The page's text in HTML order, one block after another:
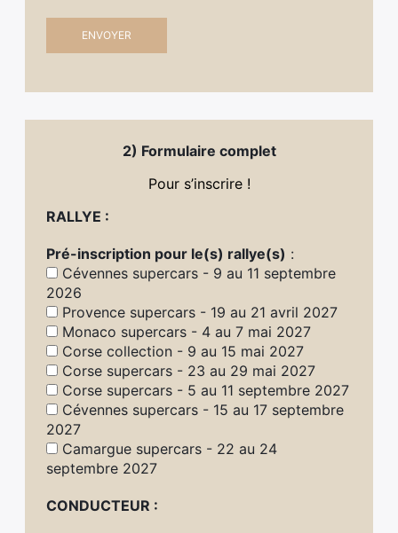
2) Formulaire complet
Pour s’inscrire !
RALLYE :
Pré-inscription pour le(s) rallye(s) :
Cévennes supercars - 9 au 11 septembre
2026
Provence supercars - 19 au 21 avril 2027
Monaco supercars - 4 au 7 mai 2027
Corse collection - 9 au 15 mai 2027
Corse supercars - 23 au 29 mai 2027
Corse supercars - 5 au 11 septembre 2027
Cévennes supercars - 15 au 17 septembre
2027
Camargue supercars - 22 au 24
septembre 2027
CONDUCTEUR :